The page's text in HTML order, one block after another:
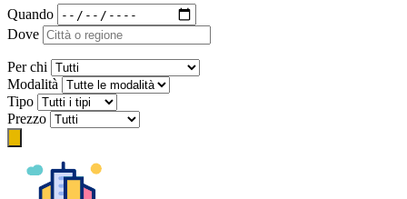
Quando
Dove
Per chi
Modalità
Tipo
Prezzo